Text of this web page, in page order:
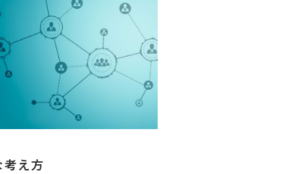
品目
紹介
ーバル
え方